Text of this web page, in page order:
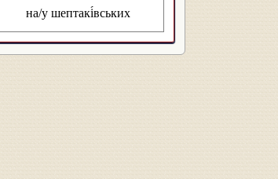
на/у шептакі́вських